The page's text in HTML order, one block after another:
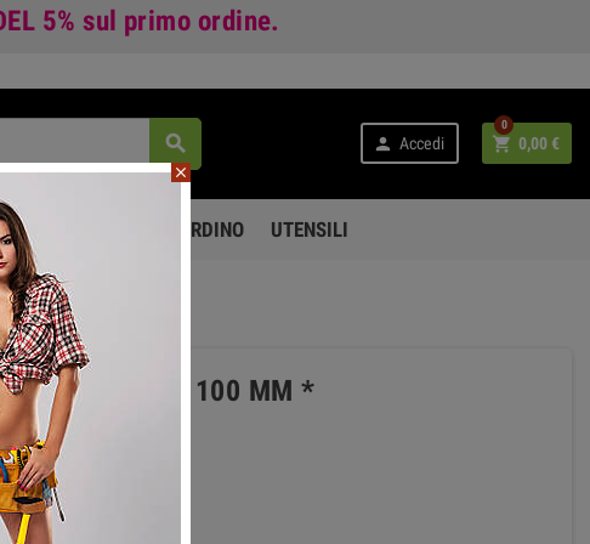
5% sul primo ordine.
  Accedi  0,00 €
0
TEMPO LIBERO E GIARDINO UTENSILI
D 100 MM *
close